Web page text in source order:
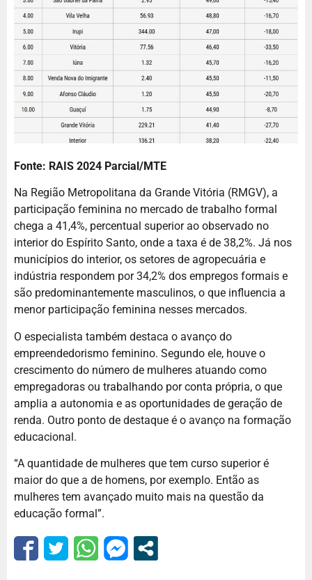
Fonte: RAIS 2024 Parcial/MTE
Na Região Metropolitana da Grande Vitória (RMGV), a
participação feminina no mercado de trabalho formal
chega a 41,4%, percentual superior ao observado no
interior do Espírito Santo, onde a taxa é de 38,2%. Já nos
municípios do interior, os setores de agropecuária e
indústria respondem por 34,2% dos empregos formais e
são predominantemente masculinos, o que influencia a
menor participação feminina nesses mercados.
O especialista também destaca o avanço do
empreendedorismo feminino. Segundo ele, houve o
crescimento do número de mulheres atuando como
empregadoras ou trabalhando por conta própria, o que
amplia a autonomia e as oportunidades de geração de
renda. Outro ponto de destaque é o avanço na formação
educacional.
“A quantidade de mulheres que tem curso superior é
maior do que a de homens, por exemplo. Então as
mulheres tem avançado muito mais na questão da
educação formal”.